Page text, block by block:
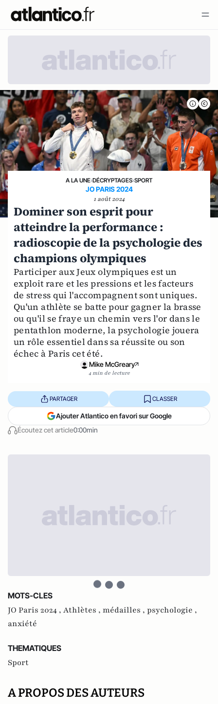
A LA UNE›DÉCRYPTAGES›SPORT
JO PARIS 2024
1 août 2024
Dominer son esprit pour
atteindre la performance :
radioscopie de la psychologie des
champions olympiques
Participer aux Jeux olympiques est un
exploit rare et les pressions et les facteurs
de stress qui l'accompagnent sont uniques.
Qu'un athlète se batte pour gagner la brasse
ou qu'il se fraye un chemin vers l'or dans le
pentathlon moderne, la psychologie jouera
un rôle essentiel dans sa réussite ou son
échec à Paris cet été.
Mike McGreary
4 min de lecture
Écoutez cet article0:00min
PARTAGER CLASSER
Ajouter Atlantico en favori sur Google
MOTS-CLES
JO Paris 2024 , Athlètes , médailles , psychologie ,
anxiété
THEMATIQUES
Sport
A PROPOS DES AUTEURS